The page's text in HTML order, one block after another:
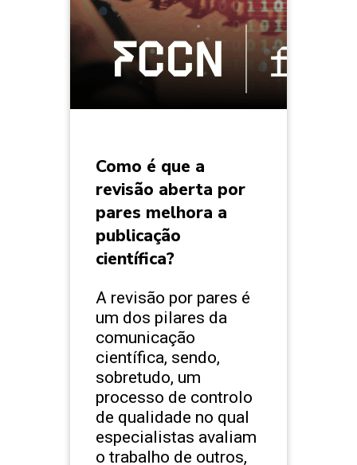
Como é que a
revisão aberta por
pares melhora a
publicação
científica?
A revisão por pares é
um dos pilares da
comunicação
científica, sendo,
sobretudo, um
processo de controlo
de qualidade no qual
especialistas avaliam
o trabalho de outros,